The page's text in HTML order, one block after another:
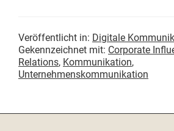
Veröffentlicht in: Digitale
Gekennzeichnet mit: Corporate
Relations, Kommunikation,
Unternehmenskommunikation